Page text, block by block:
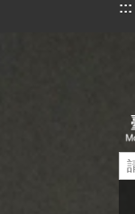
跳到主要內容區塊
:::